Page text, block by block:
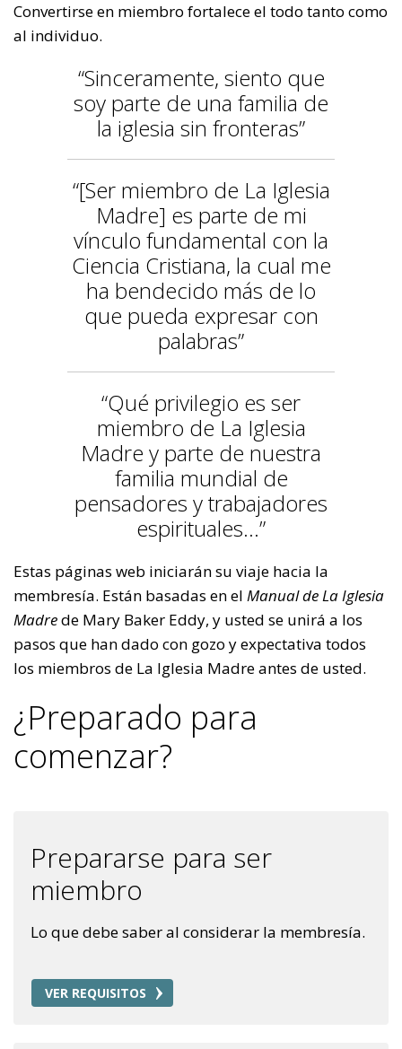
Convertirse en miembro fortalece el todo tanto como
al individuo.
“Sinceramente, siento que
soy parte de una familia de
la iglesia sin fronteras”
“[Ser miembro de La Iglesia
Madre] es parte de mi
vínculo fundamental con la
Ciencia Cristiana, la cual me
ha bendecido más de lo
que pueda expresar con
palabras”
“Qué privilegio es ser
miembro de La Iglesia
Madre y parte de nuestra
familia mundial de
pensadores y trabajadores
espirituales...”
Estas páginas web iniciarán su viaje hacia la
membresía. Están basadas en el Manual de La Iglesia
Madrede Mary Baker Eddy, y usted se unirá a los
pasos que han dado con gozo y expectativa todos
los miembros de La Iglesia Madre antes de usted.
¿Preparado para
comenzar?
Prepararse para ser
miembro
Lo que debe saber al considerar la membresía.
VER REQUISITOS